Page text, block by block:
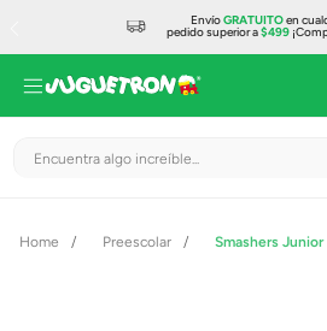
EnvíoGRATUITOen
pedido superior a$499
Encuentra algo increíble...
Preescolar